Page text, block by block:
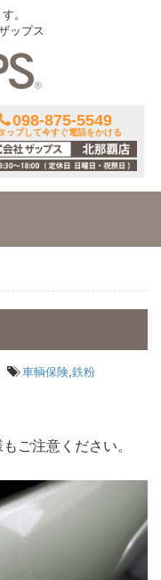
。
ップス
098-875-5549
ップして今すぐ電話をかける
車輌保険 鉄粉
ご注意ください。